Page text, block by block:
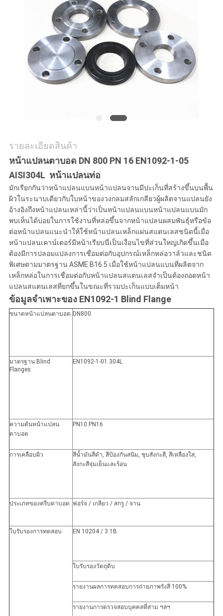
กรณี
นโยบาย
ความ
เป็น
ส่วน
ตัว
รายละเอียดสินค้า
หน้าแปลนตาบอด DN 800 PN 16 EN1092-1-05
AISI304L หน้าแปลนท่อ
มักเรียกกันว่าหน้าแปลนแบนหน้าแปลนจานมีปะเก็นที่สร้างขึ้นบนพื้น
ผิวในระนาบเดียวกับใบหน้าของวงกลมสลักเกลียวผู้ผลิตจานแปลนยัง
อ้างอิงถึงหน้าแปลนเหล่านี้ว่าเป็นหน้าแปลนแบนหน้าแปลนแบนมัก
พบเห็นได้บ่อยในการใช้งานที่หล่อขึ้นจากหน้าแปลนผสมพันธุ์หรือข้อ
ต่อหน้าแปลนแนะนำให้ใช้หน้าแปลนเหล็กแผ่นสแตนเลสชนิดนี้เมื่อ
หน้าแปลนเคาน์เตอร์มีหน้าเรียบนี่เป็นเงื่อนไขที่ส่วนใหญ่เกิดขึ้นเมื่อ
ต้องมีการปลอมแปลงการเชื่อมต่อกับอุปกรณ์เหล็กหล่อวาล์วและชนิด
พิเศษตามมาตรฐาน ASME B16.5 เมื่อใช้หน้าแปลนแบนที่ผลิตจาก
เหล็กหล่อในการเชื่อมต่อกับหน้าแปลนสแตนเลสจำเป็นต้องถอดหน้า
แปลนสแตนเลสที่ยกขึ้นในขณะที่รวมปะเก็นแบบเต็มหน้า
ข้อมูลจำเพาะของ EN1092-1 Blind Flange
ขนาดหน้าแปลนตาบอด DN800
มาตรฐาน Blind
Flanges
EN1092-1-01 304L
ความดันหน้าแปลน
ตาบอด
PN10 PN16
การเคลือบผิว
สีน้ำมันสีดำ, สีป้องกันสนิม, ชุบสังกะสี, สีเหลืองใส,
สังกะสีจุ่มเย็นและร้อน
ประเภทของครีบตาบอด ฟอร์จ / เกลียว / สกรู / จาน
ใบรับรองการทดสอบ EN 10204 / 3.1B
ใบรับรองวัตถุดิบ
รายงานผลการทดสอบการถ่ายภาพรังสี 100%
รายงานการตรวจสอบบุคคลที่สาม ฯลฯ